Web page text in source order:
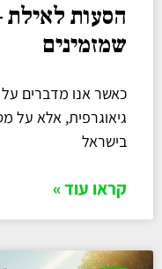
הסעות
שמזמינים
כאשר אנו מדברים
גיאוגרפית, אלא על
בישראל
קראו עוד »